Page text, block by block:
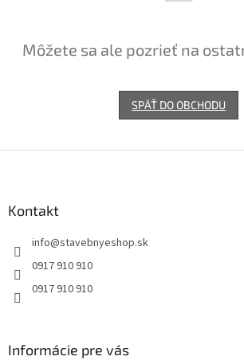
Môžete sa ale pozrieť na
SPÄŤ DO OBCHODU
Kontakt
info@stavebnyeshop.sk
0917 910 910
0917 910 910
Informácie pre vás